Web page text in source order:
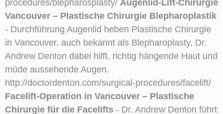
procedures/blepharosplasty/ Augenlid-Lift-Chirurgie
Vancouver – Plastische Chirurgie Blepharoplastik
- Durchführung Augenlid heben Plastische Chirurgie
in Vancouver, auch bekannt als Blepharoplasty, Dr.
Andrew Denton dabei hilft, richtig hängende Haut und
müde aussehende Augen.
http://doctordenton.com/surgical-procedures/facelift/
Facelift-Operation in Vancouver – Plastische
Chirurgie für die Facelifts - Dr. Andrew Denton führt